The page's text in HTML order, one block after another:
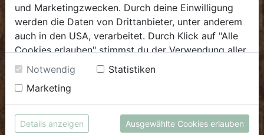
Kundenservice
Mo - Do: 8.00 - 16.00 Uhr
Fr: 8.00 - 15.00 Uhr
.dieBiokiste@biohof.at
.+43 7272 2597
FRISCHMARKT
und Marketingzwecken. Durch deine Einwilligung
werden die Daten von Drittanbieter, unter anderem
auch in den USA, verarbeitet. Durch Klick auf "Alle
Cookies erlauben" stimmst du der Verwendung aller
Cookies zu. Unter "Details anzeigen" findest du alle
Infos zu den unterschiedlichen Cookies, du kannst
auch entscheiden, welche Cookies du erlauben
möchtest.
Weitere Informationen findest du in unserer
Notwendig
Statistiken
Marketing
Details anzeigen Ausgewählte Cookies erlauben